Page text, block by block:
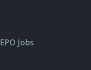
EPO Jobs